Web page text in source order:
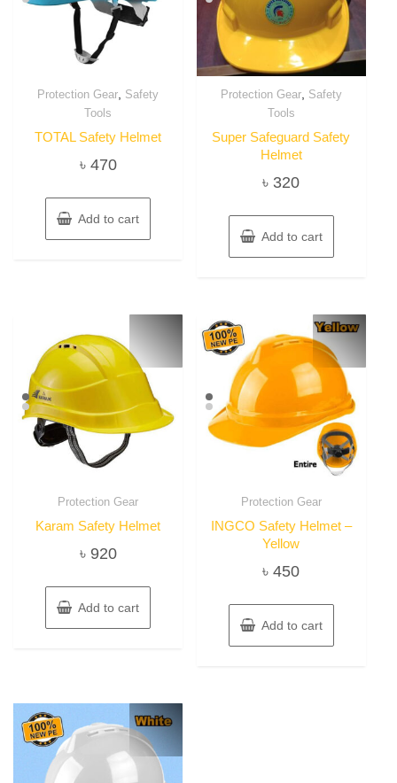
Protection Gear Safety
Tools
TOTAL Safety Helmet
৳ 470
Add to cart
Protection Gear, Safety
Tools
Super Safeguard Safety
Helmet
৳ 320
Add to cart
Protection Gear
Karam Safety Helmet
৳ 920
Add to cart
Protection Gear
INGCO Safety Helmet –
Yellow
৳450
Add to cart